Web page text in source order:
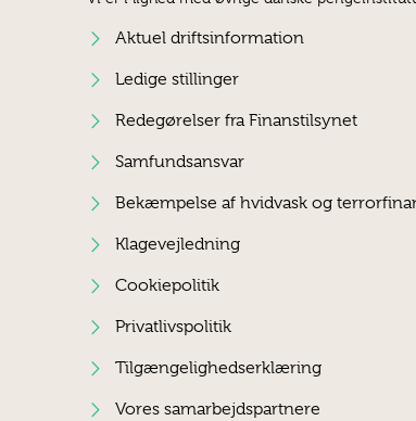
Aktuel driftsinformation
Ledige stillinger
Redegørelser fra Finanstilsynet
Samfundsansvar
Bekæmpelse af hvidvask og
Klagevejledning
Cookiepolitik
Privatlivspolitik
Tilgængelighedserklæring
Vores samarbejdspartnere